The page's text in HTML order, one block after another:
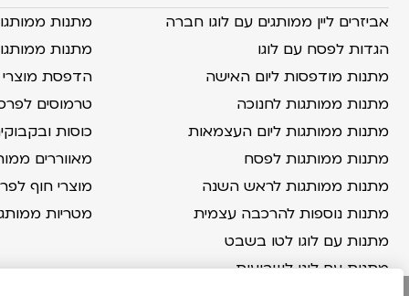
אביזרים ליין ממותגים עם לוגו חברה
הגדות לפסח עם לוגו
מתנות מודפסות ליום האישה
מתנות ממותגות לחנוכה
מתנות ממותגות ליום העצמאות
מתנות ממותגות לפסח
מתנות ממותגות לראש השנה
מתנות נוספות להרכבה עצמית
מתנות עם לוגו לטו בשבט
מתנות עם לוגו לשבועות
מתנות
מתנות
הדפסת מוצרי
טרמוסים
כוסות
מאווררים
מוצרי חוף
מטריות